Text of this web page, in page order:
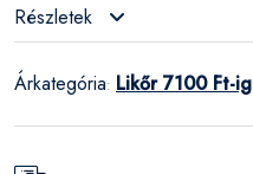
Részletek
Árkategória: Likőr 7100 Ft-ig